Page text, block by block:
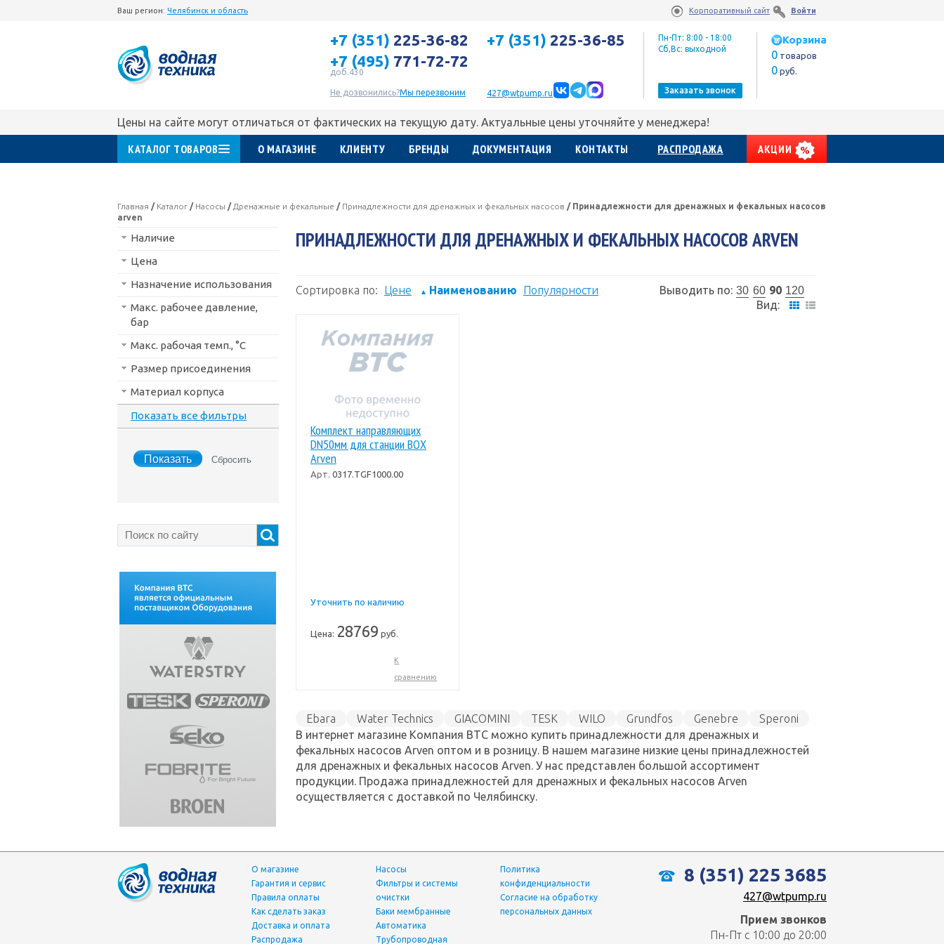
Ваш регион: Челябинск и область Корпоративный сайт Войти
+7 (351) 225-36-82 +7 (351) 225-36-85
+7 (495) 771-72-72
доб.430
Не дозвонились?Мы перезвоним 427@wtpump.ru
Пн-Пт: 8:00 - 18:00
Сб,Вс: выходной
Заказать звонок
Корзина
0 товаров
0 руб.
Цены на сайте могут отличаться от фактических на текущую дату. Актуальные цены уточняйте у менеджера!
КАТАЛОГ ТОВАРОВ О МАГАЗИНЕ КЛИЕНТУ БРЕНДЫ ДОКУМЕНТАЦИЯ КОНТАКТЫ РАСПРОДАЖА АКЦИИ
Главная / Каталог / Насосы / Дренажные и фекальные / Принадлежности для дренажных и фекальных насосов / Принадлежности для дренажных и фекальных насосов
arven
Наличие
Цена
Назначение использования
Макс. рабочее давление,
бар
Макс. рабочая темп., °С
Размер присоединения
Материал корпуса
Показать все фильтры
ПРИНАДЛЕЖНОСТИ ДЛЯ ДРЕНАЖНЫХ И ФЕКАЛЬНЫХ НАСОСОВ ARVEN
Сортировка по: Цене ▲ Наименованию Популярности Выводить по: 30 60 90 120
Вид:
Комплект направляющих
DN50мм для станции BOX
Arven
Арт. 0317.TGF1000.00
Уточнить по наличию
Цена: 28769 руб.
К
сравнению
Ebara Water Technics GIACOMINI TESK WILO Grundfos Genebre
Speroni
SFA
Waterstry
В интернет магазине Компания ВТС можно купить принадлежности для дренажных и
фекальных насосов Arven оптом и в розницу. В нашем магазине низкие цены принадлежностей
для дренажных и фекальных насосов Arven. У нас представлен большой ассортимент
продукции. Продажа принадлежностей для дренажных и фекальных насосов Arven
осуществляется с доставкой по Челябинску.
О магазине
Гарантия и сервис
Правила оплаты
Как сделать заказ
Доставка и оплата
Распродажа
Насосы
фильтры и системы
очистки
Баки мембранные
Автоматика
трубопроводная
Политика
конфиденциальности
Согласие на обработку
персональных данных
8 (351) 225 3685
427@wtpump.ru
Прием звонков
Пн-Пт с 10:00 до 20:00